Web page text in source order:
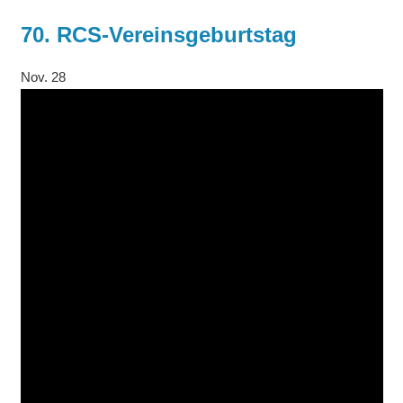
70. RCS-Vereinsgeburtstag
Nov. 28